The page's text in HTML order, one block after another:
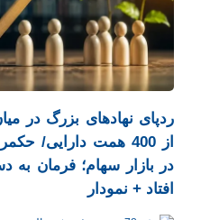
ردپای نهادهای بزرگ در
از 400 همت دارایی/
در بازار سهام؛ فرمان
افتاد + نمودار